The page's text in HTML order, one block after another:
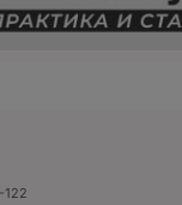
122